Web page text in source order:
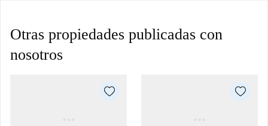
Otras propiedades publicadas con
nosotros